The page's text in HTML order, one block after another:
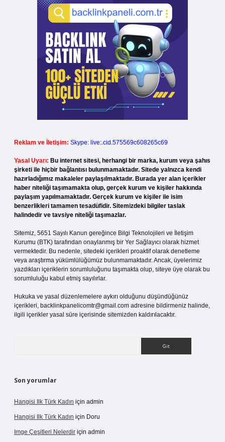
Reklam ve İletişim: Skype: live:.cid.575569c608265c69
Yasal Uyarı: Bu internet sitesi, herhangi bir marka, kurum veya şahıs
şirketi ile hiçbir bağlantısı bulunmamaktadır. Sitede yalnızca kendi
hazırladığımız makaleler paylaşılmaktadır. Burada yer alan içerikler
haber niteliği taşımamakta olup, gerçek kurum ve kişiler hakkında
paylaşım yapılmamaktadır. Gerçek kurum ve kişiler ile isim
benzerlikleri tamamen tesadüfidir. Sitemizdeki bilgiler taslak
halindedir ve tavsiye niteliği taşımazlar.
Sitemiz, 5651 Sayılı Kanun gereğince Bilgi Teknolojileri ve İletişim
Kurumu (BTK) tarafından onaylanmış bir Yer Sağlayıcı olarak hizmet
vermektedir. Bu nedenle, sitedeki içerikleri proaktif olarak denetleme
veya araştırma yükümlülüğümüz bulunmamaktadır. Ancak, üyelerimiz
yazdıkları içeriklerin sorumluluğunu taşımakta olup, siteye üye olarak bu
sorumluluğu kabul etmiş sayılırlar.
Hukuka ve yasal düzenlemelere aykırı olduğunu düşündüğünüz
içerikleri, backlinkpanelicomtr@gmail.com adresine bildirmeniz halinde,
ilgili içerikler yasal süre içerisinde sitemizden kaldırılacaktır.
Son yorumlar
Hangisi Ilk Türk Kadın için admin
Hangisi Ilk Türk Kadın için Doru
Imge Çeşitleri Nelerdir için admin